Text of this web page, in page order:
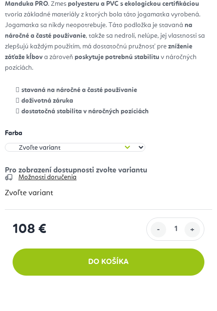
Manduka PRO. Zmes polyesteru a PVC s ekologickou certifikáciou
tvoria základné materiály z ktorých bola táto jogamatka vyrobená.
Jogamatka sa nikdy neopotrebuje.
Táto podložka je stavaná na
náročné a časté používanie, takže sa nedrolí, nelúpe, jej vlastnosti sa
zlepšujú každým použitím, má dostatočnú pružnosť pre zníženie
záťaže kĺbov a zároveň poskytuje potrebnú stabilitu v náročných
pozíciách.
stavaná na náročné a časté používanie
doživotná záruka
dostatočná stabilita v náročných pozíciách
Farba
Možnosti doručenia
Zvoľte variant
108 €
DO KOŠÍKA